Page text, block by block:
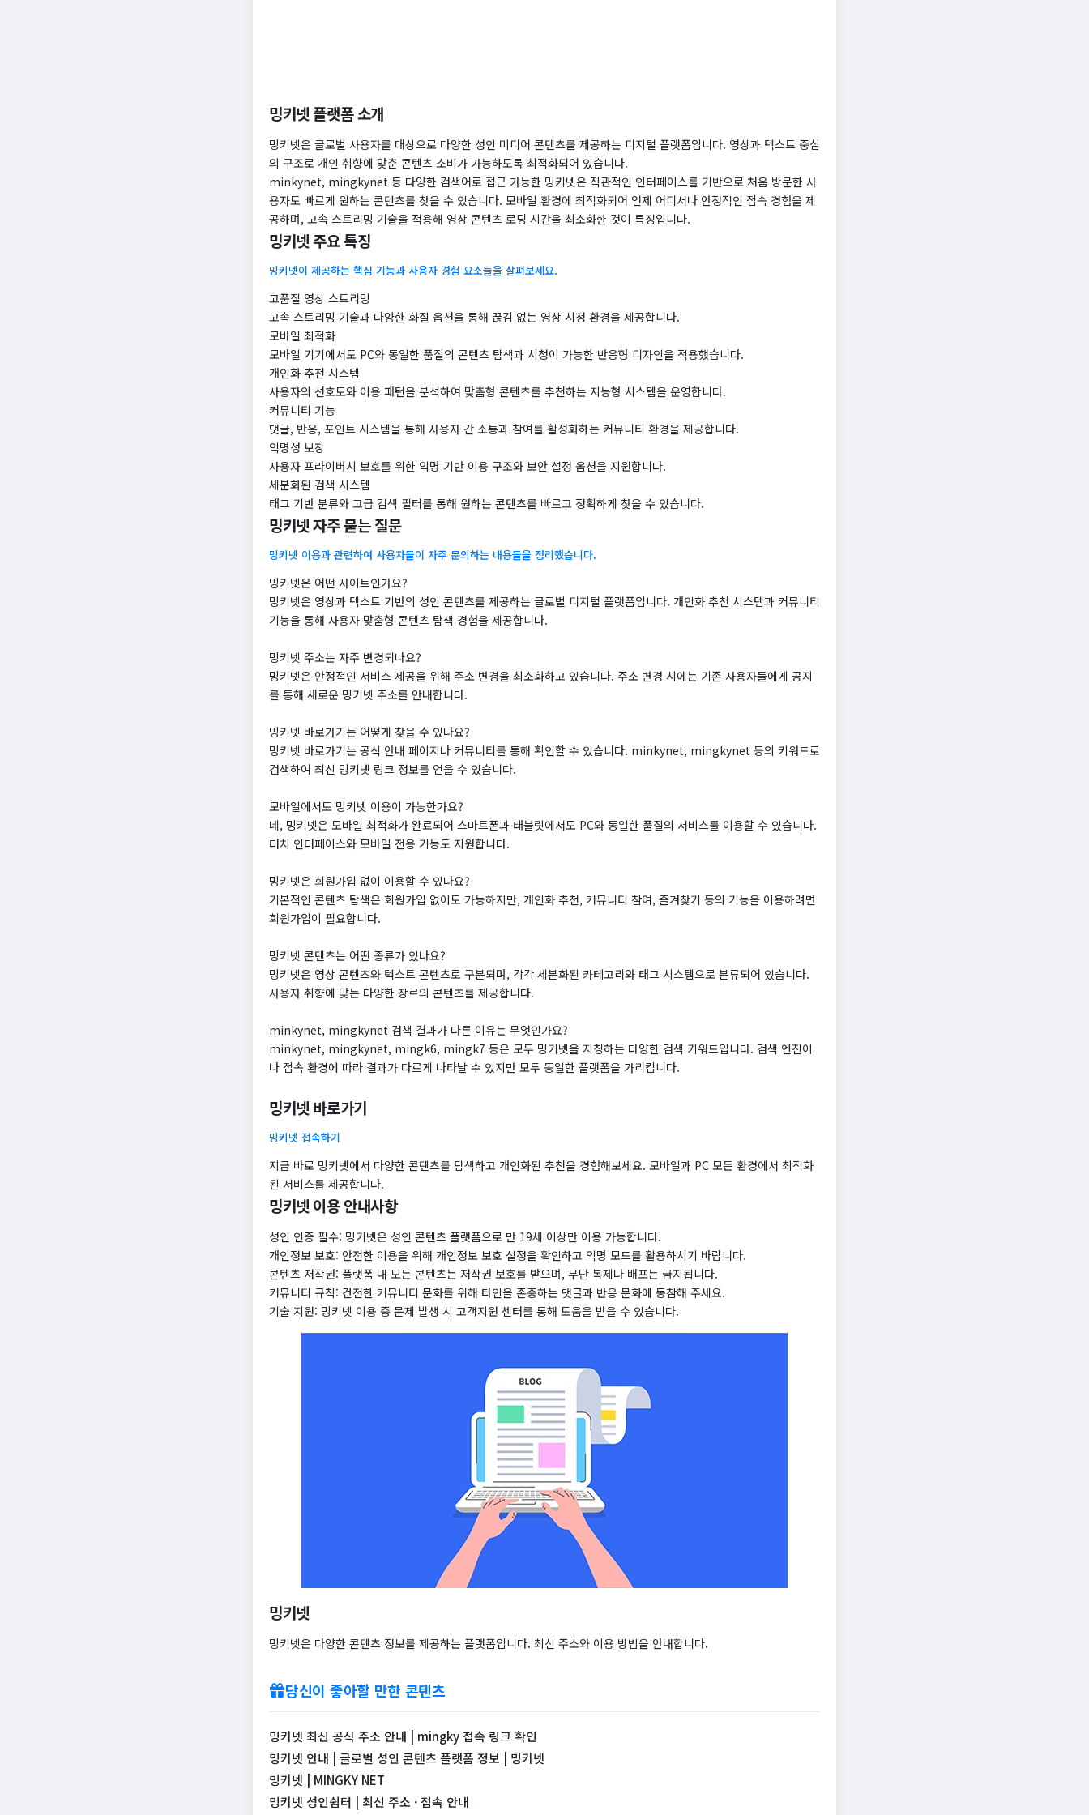
밍키넷 플랫폼 소개
밍키넷은 글로벌 사용자를 대상으로 다양한 성인 미디어 콘텐츠를 제공하는 디지털 플랫폼입니다. 영상과 텍스트 중심
의 구조로 개인 취향에 맞춘 콘텐츠 소비가 가능하도록 최적화되어 있습니다.
minkynet, mingkynet 등 다양한 검색어로 접근 가능한 밍키넷은 직관적인 인터페이스를 기반으로 처음 방문한 사
용자도 빠르게 원하는 콘텐츠를 찾을 수 있습니다. 모바일 환경에 최적화되어 언제 어디서나 안정적인 접속 경험을 제
공하며, 고속 스트리밍 기술을 적용해 영상 콘텐츠 로딩 시간을 최소화한 것이 특징입니다.
밍키넷 주요 특징
밍키넷이 제공하는 핵심 기능과 사용자 경험 요소들을 살펴보세요.
고품질 영상 스트리밍
고속 스트리밍 기술과 다양한 화질 옵션을 통해 끊김 없는 영상 시청 환경을 제공합니다.
모바일 최적화
모바일 기기에서도 PC와 동일한 품질의 콘텐츠 탐색과 시청이 가능한 반응형 디자인을 적용했습니다.
개인화 추천 시스템
사용자의 선호도와 이용 패턴을 분석하여 맞춤형 콘텐츠를 추천하는 지능형 시스템을 운영합니다.
커뮤니티 기능
댓글, 반응, 포인트 시스템을 통해 사용자 간 소통과 참여를 활성화하는 커뮤니티 환경을 제공합니다.
익명성 보장
사용자 프라이버시 보호를 위한 익명 기반 이용 구조와 보안 설정 옵션을 지원합니다.
세분화된 검색 시스템
태그 기반 분류와 고급 검색 필터를 통해 원하는 콘텐츠를 빠르고 정확하게 찾을 수 있습니다.
밍키넷 자주 묻는 질문
밍키넷 이용과 관련하여 사용자들이 자주 문의하는 내용들을 정리했습니다.
밍키넷은 어떤 사이트인가요?
밍키넷은 영상과 텍스트 기반의 성인 콘텐츠를 제공하는 글로벌 디지털 플랫폼입니다. 개인화 추천 시스템과 커뮤니티
기능을 통해 사용자 맞춤형 콘텐츠 탐색 경험을 제공합니다.
밍키넷 주소는 자주 변경되나요?
밍키넷은 안정적인 서비스 제공을 위해 주소 변경을 최소화하고 있습니다. 주소 변경 시에는 기존 사용자들에게 공지
를 통해 새로운 밍키넷 주소를 안내합니다.
밍키넷 바로가기는 어떻게 찾을 수 있나요?
밍키넷 바로가기는 공식 안내 페이지나 커뮤니티를 통해 확인할 수 있습니다. minkynet, mingkynet 등의 키워드로
검색하여 최신 밍키넷 링크 정보를 얻을 수 있습니다.
모바일에서도 밍키넷 이용이 가능한가요?
네, 밍키넷은 모바일 최적화가 완료되어 스마트폰과 태블릿에서도 PC와 동일한 품질의 서비스를 이용할 수 있습니다.
터치 인터페이스와 모바일 전용 기능도 지원합니다.
밍키넷은 회원가입 없이 이용할 수 있나요?
기본적인 콘텐츠 탐색은 회원가입 없이도 가능하지만, 개인화 추천, 커뮤니티 참여, 즐겨찾기 등의 기능을 이용하려면
회원가입이 필요합니다.
밍키넷 콘텐츠는 어떤 종류가 있나요?
밍키넷은 영상 콘텐츠와 텍스트 콘텐츠로 구분되며, 각각 세분화된 카테고리와 태그 시스템으로 분류되어 있습니다.
사용자 취향에 맞는 다양한 장르의 콘텐츠를 제공합니다.
minkynet, mingkynet 검색 결과가 다른 이유는 무엇인가요?
minkynet, mingkynet, mingk6, mingk7 등은 모두 밍키넷을 지칭하는 다양한 검색 키워드입니다. 검색 엔진이
나 접속 환경에 따라 결과가 다르게 나타날 수 있지만 모두 동일한 플랫폼을 가리킵니다.
밍키넷 바로가기
밍키넷 접속하기
지금 바로 밍키넷에서 다양한 콘텐츠를 탐색하고 개인화된 추천을 경험해보세요. 모바일과 PC 모든 환경에서 최적화
된 서비스를 제공합니다.
밍키넷 이용 안내사항
성인 인증 필수: 밍키넷은 성인 콘텐츠 플랫폼으로 만 19세 이상만 이용 가능합니다.
개인정보 보호: 안전한 이용을 위해 개인정보 보호 설정을 확인하고 익명 모드를 활용하시기 바랍니다.
콘텐츠 저작권: 플랫폼 내 모든 콘텐츠는 저작권 보호를 받으며, 무단 복제나 배포는 금지됩니다.
커뮤니티 규칙: 건전한 커뮤니티 문화를 위해 타인을 존중하는 댓글과 반응 문화에 동참해 주세요.
기술 지원: 밍키넷 이용 중 문제 발생 시 고객지원 센터를 통해 도움을 받을 수 있습니다.
밍키넷
밍키넷은 다양한 콘텐츠 정보를 제공하는 플랫폼입니다. 최신 주소와 이용 방법을 안내합니다.
당신이 좋아할 만한 콘텐츠
밍키넷 최신 공식 주소 안내 | mingky 접속 링크 확인
밍키넷 안내 | 글로벌 성인 콘텐츠 플랫폼 정보 | 밍키넷
밍키넷 | MINGKY NET
밍키넷 성인쉼터 | 최신 주소 · 접속 안내